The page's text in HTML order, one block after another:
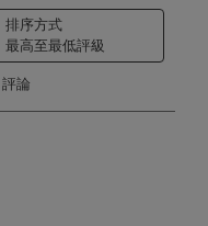
排序方式
最高至最低評級
評論